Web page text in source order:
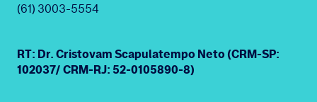
(61) 3003-5554
RT: Dr. Cristovam Scapulatempo Neto (CRM-SP:
102037/ CRM-RJ: 52-0105890-8)